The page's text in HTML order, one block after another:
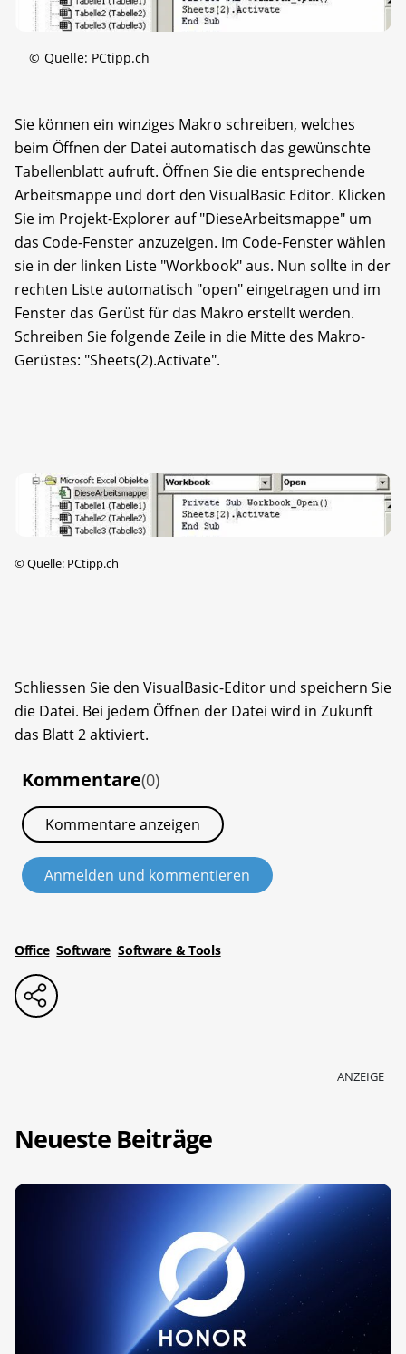
© Quelle: PCtipp.ch
Sie können ein winziges Makro schreiben, welches
beim Öffnen der Datei automatisch das gewünschte
Tabellenblatt aufruft. Öffnen Sie die entsprechende
Arbeitsmappe und dort den VisualBasic Editor. Klicken
Sie im Projekt-Explorer auf "DieseArbeitsmappe" um
das Code-Fenster anzuzeigen. Im Code-Fenster wählen
sie in der linken Liste "Workbook" aus. Nun sollte in der
rechten Liste automatisch "open" eingetragen und im
Fenster das Gerüst für das Makro erstellt werden.
Schreiben Sie folgende Zeile in die Mitte des Makro-
Gerüstes: "Sheets(2).Activate".
©Quelle: PCtipp.ch
Schliessen Sie den VisualBasic-Editor und speichern Sie
die Datei. Bei jedem Öffnen der Datei wird in Zukunft
das Blatt 2 aktiviert.
Kommentare(0)
Kommentare anzeigen
Anmelden und kommentieren
Office Software Software & Tools
ANZEIGE
Neueste Beiträge